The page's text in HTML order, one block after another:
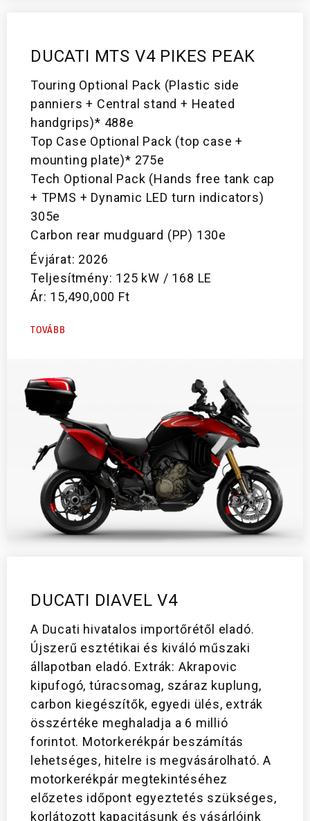
DUCATI MTS V4 PIKES PEAK
Touring Optional Pack (Plastic side
panniers + Central stand + Heated
handgrips)* 488e
Top Case Optional Pack (top case +
mounting plate)* 275e
Tech Optional Pack (Hands free tank cap
+ TPMS + Dynamic LED turn indicators)
305e
Carbon rear mudguard (PP) 130e
Évjárat: 2026
Teljesítmény: 125 kW / 168 LE
Ár: 15,490,000 Ft
TOVÁBB
DUCATI DIAVEL V4
A Ducati hivatalos importőrétől eladó.
Újszerű esztétikai és kiváló műszaki
állapotban eladó. Extrák: Akrapovic
kipufogó, túracsomag, száraz kuplung,
carbon kiegészítők, egyedi ülés, extrák
összértéke meghaladja a 6 millió
forintot. Motorkerékpár beszámítás
lehetséges, hitelre is megvásárolható. A
motorkerékpár megtekintéséhez
előzetes időpont egyeztetés szükséges,
korlátozott kapacitásunk és vásárlóink